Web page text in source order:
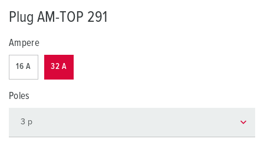
Plug AM-TOP 291
Ampere
16 A 32 A
Poles